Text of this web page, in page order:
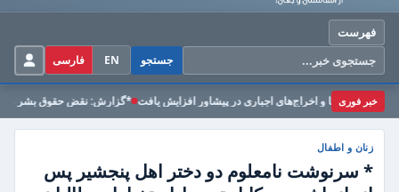
فهرست
جستجو EN فارسی
خبر فوری *گزارش: نقض افغان در پاکستان؛ بازداشت‌ها و اخراج‌های اجباری در پیشاور افزایش یافت
زنان و اطفال
* سرنوشت نامعلوم دو دختر اهل پنجشیر پس